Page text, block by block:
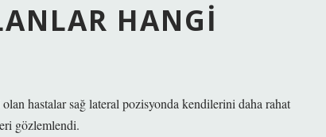
HANGI
hastalar sağ lateral pozisyonda kendilerini daha rahat
gözlemlendi.